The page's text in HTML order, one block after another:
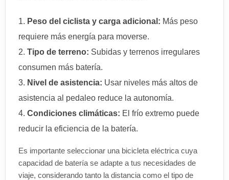
Peso del ciclista y carga adicional: Más peso
requiere más energía para moverse.
Tipo de terreno: Subidas y terrenos irregulares
consumen más batería.
Nivel de asistencia: Usar niveles más altos de
asistencia al pedaleo reduce la autonomía.
Condiciones climáticas: El frío extremo puede
reducir la eficiencia de la batería.
Es importante seleccionar una bicicleta eléctrica cuya
capacidad de batería se adapte a tus necesidades de
viaje, considerando tanto la distancia como el tipo de